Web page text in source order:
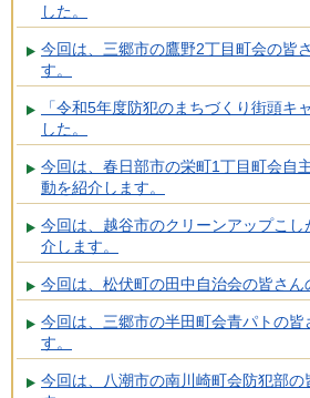
した。
今回は、三郷市の鷹野2丁目町会の皆
す。
「令和5年度防犯のまちづくり街頭キ
した。
今回は、春日部市の栄町1丁目町会自
動を紹介します。
今回は、越谷市のクリーンアップこ
介します。
今回は、松伏町の田中自治会の皆さん
今回は、三郷市の半田町会青パトの皆
す。
今回は、八潮市の南川崎町会防犯部の